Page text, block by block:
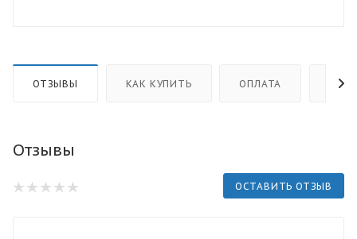
ОТЗЫВЫ КАК КУПИТЬ ОПЛАТА
Отзывы
ОСТАВИТЬ ОТЗЫВ